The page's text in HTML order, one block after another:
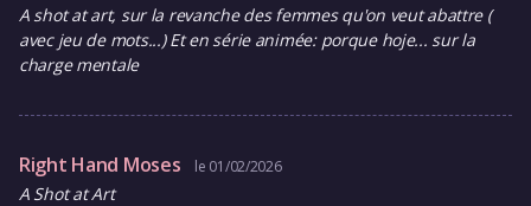
A shot at art, sur la revanche des femmes qu'on veut abattre (
avec jeu de mots...) Et en série animée: porque hoje... sur la
charge mentale
Right Hand Moses le 01/02/2026
A Shot at Art